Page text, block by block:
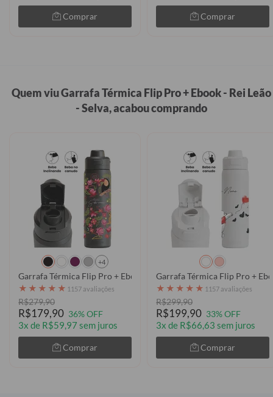
Comprar Comprar
Quem viu Garrafa Térmica Flip Pro + Ebook - Rei Leão
- Selva, acabou comprando
+4
Garrafa Térmica Flip Pro + Ebook - Tropicália
★ ★ ★ ★ ★ 1157 avaliações
R$279,90
R$179,90 36% OFF
3x de R$59,97 sem juros
Comprar
★ ★ ★ ★ ★ 1157 avaliações
R$299,90
R$199,90 33% OFF
3x de R$66,63 sem juros
Comprar